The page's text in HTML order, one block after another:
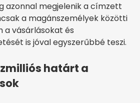
azonnal megjelenik a címzett
a magánszemélyek közötti
a vásárlásokat és
is jóval egyszerűbbé teszi.
határt a